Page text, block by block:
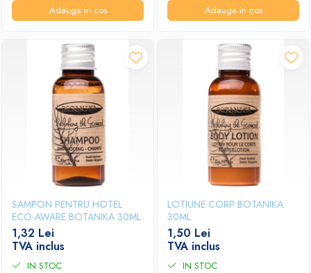
Adauga in cos
Adauga in cos
SAMPON PENTRU HOTEL
ECO-AWARE BOTANIKA 30ML
1,32 Lei
TVA inclus
IN STOC
LOTIUNE CORP BOTANIKA
30ML
1,50 Lei
TVA inclus
IN STOC